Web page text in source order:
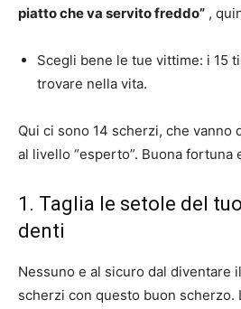
piatto che va servito freddo” ,
Scegli bene le tue vittime: i 15
trovare nella vita.
Qui ci sono 14 scherzi, che vanno
al livello “esperto”. Buona fortuna
1. Taglia le setole del
denti
Nessuno e al sicuro dal diventare
scherzi con questo buon scherzo.